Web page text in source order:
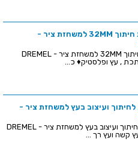
חבילת דיסקיות חיתוך 32MM למשחזת ציר -
חבילת דיסקיות חיתוך 32MM למשחזת ציר - DREMEL
דיסקית 25MM לחיתוך ועיצוב בעץ למשחזת ציר -
דיסקית 25MM לחיתוך ועיצוב בעץ למשחזת ציר - DREMEL